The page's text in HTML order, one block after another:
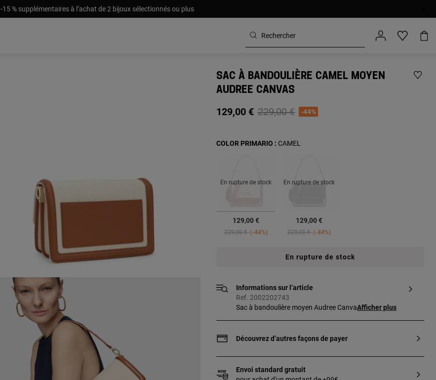
-15 % supplémentaires à l’achat de 2 bijoux sélectionnés ou plus
SAC À BANDOULIÈRE CAMEL MOYEN
AUDREE CANVAS
129,00 € Price reduced from
229,00 €to-44%
En rupture de stock
sélectionné
129,00 €
Price reduced from
229,00 €to-44%
En rupture de stock
129,00 €
Price reduced from
229,00 €to-44%
COLOR PRIMARIO : CAMEL
En rupture de stock
Informations sur l’article
Ref. 2002202743
Sac à bandoulière moyen Audree Canvas
avec boutons aimantés. Deux
compartiment avec fermeture zippée.
Poche ouverte à l’avant et à l’arrière. Anse
d’épaule amovible et bandoulière réglable
Afficher plus
Découvrez d’autres façons de payer
Envoi standard gratuit